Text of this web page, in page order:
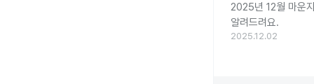
2025년 12월 마운
알려드려요.
2025.12.02